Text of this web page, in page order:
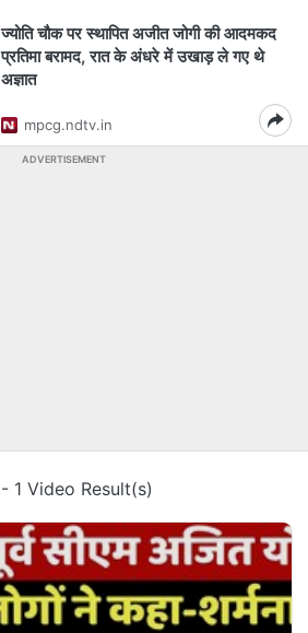
ज्योति चौक पर स्थापित अजीत जोगी की आदमकद
प्रतिमा बरामद, रात के अंधरे में उखाड़ ले गए थे
अज्ञात
mpcg.ndtv.in
ADVERTISEMENT
- 1 Video Result(s)